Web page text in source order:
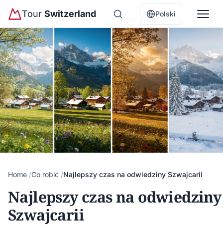
Tour Switzerland Polski
Home Co robić Najlepszy czas na odwiedziny Szwajcarii
Najlepszy czas na odwiedziny
Szwajcarii